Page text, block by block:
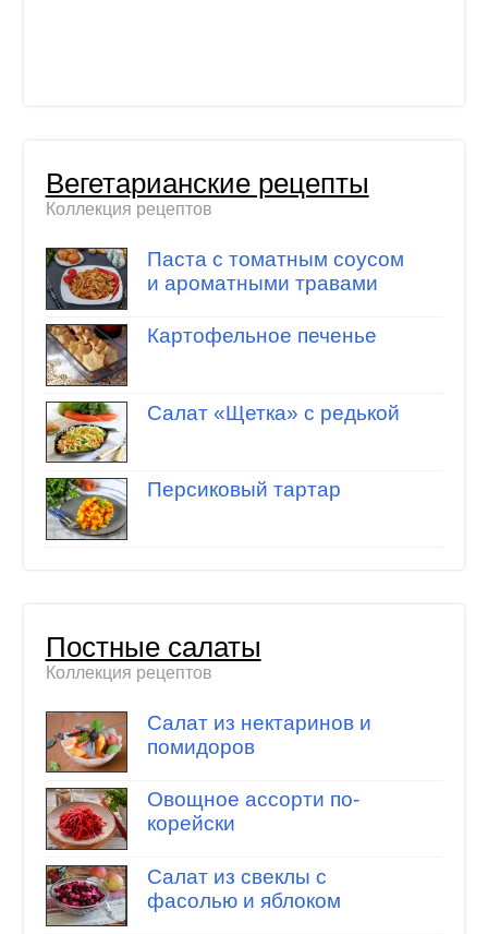
Вегетарианские рецепты
Коллекция рецептов
Паста с томатным соусом
и ароматными травами
Картофельное печенье
Салат «Щетка» с редькой
Персиковый тартар
Постные салаты
Коллекция рецептов
Салат из нектаринов и
помидоров
Овощное ассорти по-
корейски
Салат из свеклы с
фасолью и яблоком